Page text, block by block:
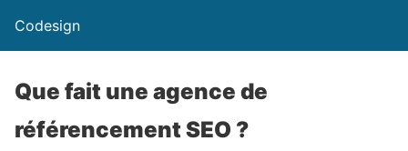
Codesign
Que fait une agence de
référencement SEO ?